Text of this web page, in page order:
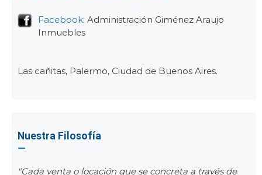
Facebook: Administración Giménez Araujo
Inmuebles
Las cañitas, Palermo, Ciudad de Buenos Aires.
Nuestra Filosofía
"Cada venta o locación que se concreta a través de